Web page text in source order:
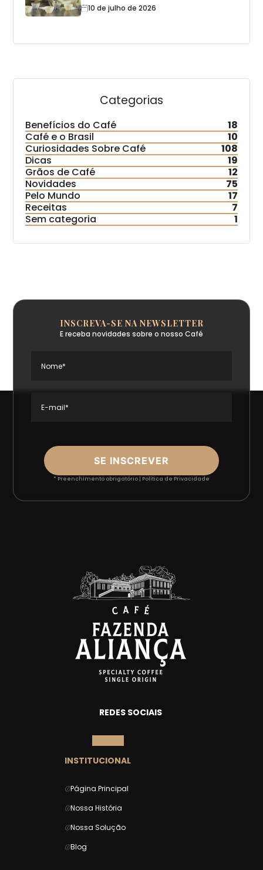
10 de julho de 2026
Categorias
Benefícios do Café
18
Café e o Brasil
10
Curiosidades Sobre Café
108
Dicas
19
Grãos de Café
12
Novidades
75
Pelo Mundo
17
Receitas
7
Sem categoria
1
INSCREVA-SE NA NEWSLETTER
E receba novidades sobre o nosso Café
Nome*
E-mail*
SE INSCREVER
* Preenchimento obrigatório | Política de Privacidade
REDES SOCIAIS
INSTITUCIONAL
Página Principal
Nossa História
Nossa Solução
Blog